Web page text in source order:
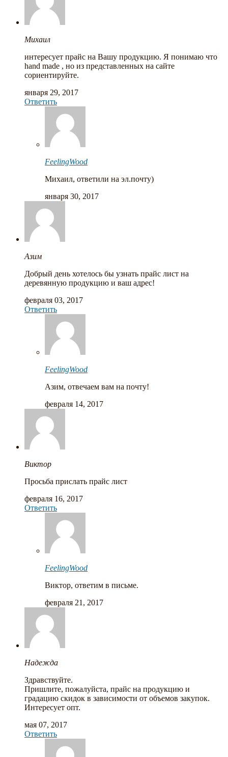
Михаил
интересует прайс на Вашу продукцию. Я понимаю что
hand made , но из представленных на сайте
сориентируйте.
января 29, 2017
Ответить
FeelingWood
Михаил, ответили на эл.почту)
января 30, 2017
Азим
Добрый день хотелось бы узнать прайс лист на
деревянную продукцию и ваш адрес!
февраля 03, 2017
Ответить
FeelingWood
Азим, отвечаем вам на почту!
февраля 14, 2017
Виктор
Просьба прислать прайс лист
февраля 16, 2017
Ответить
FeelingWood
Виктор, ответим в письме.
февраля 21, 2017
Надежда
Здравствуйте.
Пришлите, пожалуйста, прайс на продукцию и
градацию скидок в зависимости от объемов закупок.
Интересует опт.
мая 07, 2017
Ответить